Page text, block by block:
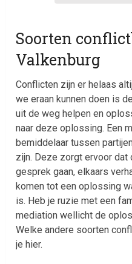
Soorten
Valkenburg
Conflicten zijn er helaas
we eraan kunnen doen is
uit de weg helpen en
naar deze oplossing. Een
bemiddelaar tussen
zijn. Deze zorgt ervoor dat
gesprek gaan, elkaars
komen tot een oplossing
is. Heb je ruzie met een
mediation wellicht de
Welke andere soorten
je hier.